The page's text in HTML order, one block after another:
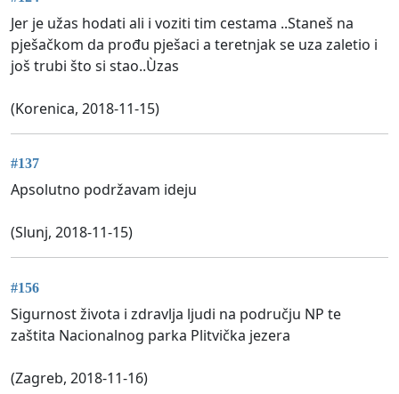
Jer je užas hodati ali i voziti tim cestama ..Staneš na
pješačkom da prođu pješaci a teretnjak se uza zaletio i
još trubi što si stao..Ùzas
(Korenica, 2018-11-15)
#137
Apsolutno podržavam ideju
(Slunj, 2018-11-15)
#156
Sigurnost života i zdravlja ljudi na području NP te
zaštita Nacionalnog parka Plitvička jezera
(Zagreb, 2018-11-16)